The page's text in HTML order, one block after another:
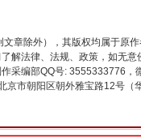
章除外），其版权均属于
解法律、法规、政策，如无
采编部QQ号: 3555333776
市朝阳区朝外雅宝路12号
今年投资意愿榜揭晓